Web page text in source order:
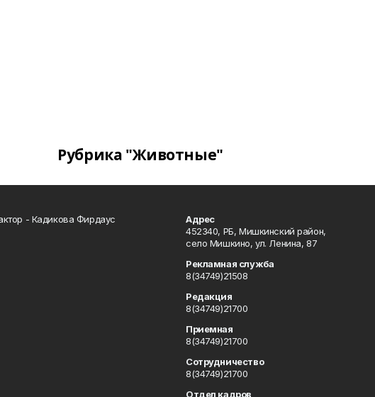
Рубрика "Животные"
- Кадикова Фирдаус
Адрес
452340, РБ, Мишкинский район,
село Мишкино, ул. Ленина, 87
Рекламная служба
8(34749)21508
Редакция
8(34749)21700
Приемная
8(34749)21700
Сотрудничество
8(34749)21700
Отдел кадров